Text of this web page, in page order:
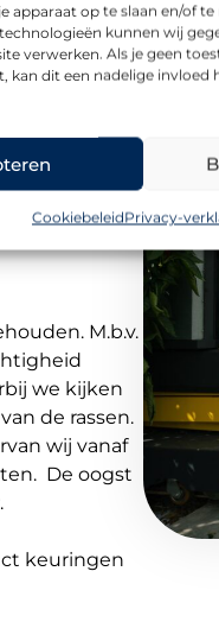
apparaat op te slaan en/of
kunnen wij
verwerken. Als je geen
dit een nadelige invloed
CookiebeleidPrivacy-
M.b.v.
we kijken
de rassen.
wij vanaf
De oogst
keuringen